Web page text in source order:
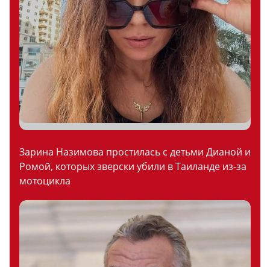
Зарина Назимова простилась с детьми Дианой и
Ромой, которых зверски убили в Таиланде из-за
мотоцикла